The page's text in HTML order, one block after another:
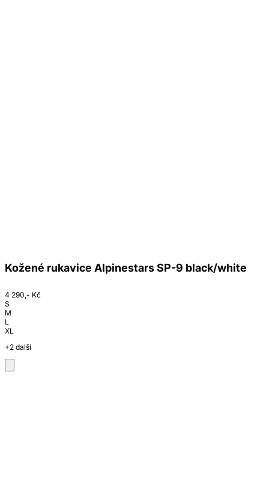
Kožené rukavice Alpinestars SP-9 black/white
4 290,- Kč
S
M
L
XL
+2 další